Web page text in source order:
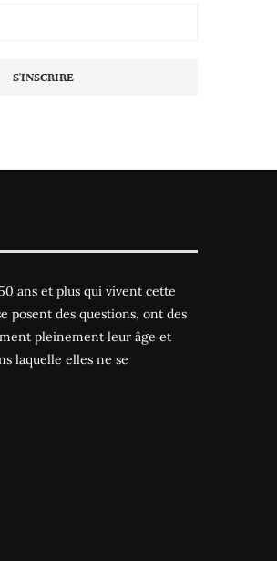
ans et plus qui vivent cette
posent des questions, ont des
pleinement leur âge et
laquelle elles ne se